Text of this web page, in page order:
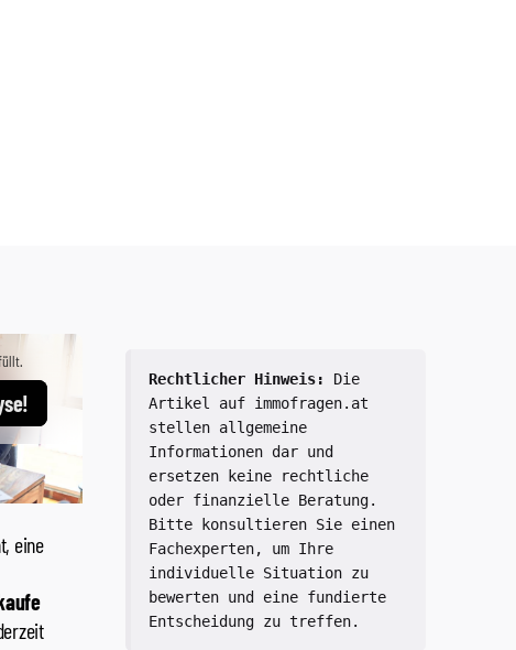
Rechtlicher Hinweis:
Die
Artikel auf immofragen.at
stellen allgemeine
Informationen dar und
ersetzen keine rechtliche
oder finanzielle Beratung.
Bitte konsultieren Sie einen
Fachexperten, um Ihre
individuelle Situation zu
bewerten und eine fundierte
Entscheidung zu treffen.